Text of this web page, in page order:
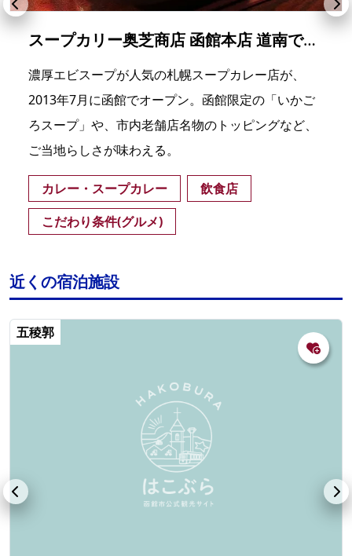
スープカリー奥芝商店 函館本店 道南でSHOW
濃厚エビスープが人気の札幌スープカレー店が、
2013年7月に函館でオープン。函館限定の「いかご
ろスープ」や、市内老舗店名物のトッピングなど、
ご当地らしさが味わえる。
カレー・スープカレー
飲食店
こだわり条件(グルメ)
近くの宿泊施設
五稜郭